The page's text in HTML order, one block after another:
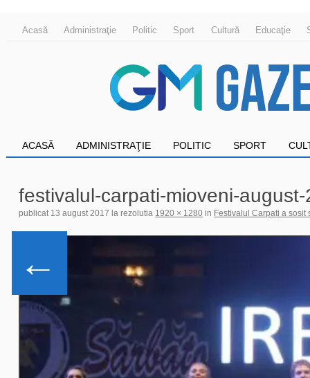
Acasă Administraţie Politic Sport Cultură Educaţie
ACASĂ ADMINISTRAŢIE POLITIC SPORT
festivalul-carpati-mioveni-
publicat 13 august 2017 la rezolutia 1920 × 1280 in Festivalul Carpați a sosit
←